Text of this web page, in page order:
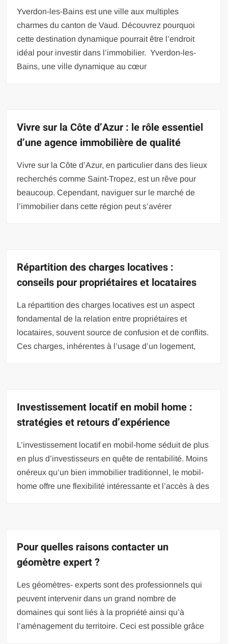
Yverdon-les-Bains est une ville aux multiples
charmes du canton de Vaud. Découvrez pourquoi
cette destination dynamique pourrait être l’endroit
idéal pour investir dans l’immobilier. Yverdon-les-
Bains, une ville dynamique au cœur
Vivre sur la Côte d’Azur : le rôle essentiel
d’une agence immobilière de qualité
Vivre sur la Côte d’Azur, en particulier dans des lieux
recherchés comme Saint-Tropez, est un rêve pour
beaucoup. Cependant, naviguer sur le marché de
l’immobilier dans cette région peut s’avérer
Répartition des charges locatives :
conseils pour propriétaires et locataires
La répartition des charges locatives est un aspect
fondamental de la relation entre propriétaires et
locataires, souvent source de confusion et de conflits.
Ces charges, inhérentes à l’usage d’un logement,
Investissement locatif en mobil home :
stratégies et retours d’expérience
L’investissement locatif en mobil-home séduit de plus
en plus d’investisseurs en quête de rentabilité. Moins
onéreux qu’un bien immobilier traditionnel, le mobil-
home offre une flexibilité intéressante et l’accès à des
Pour quelles raisons contacter un
géomètre expert ?
Les géomètres- experts sont des professionnels qui
peuvent intervenir dans un grand nombre de
domaines qui sont liés à la propriété ainsi qu’à
l’aménagement du territoire. Ceci est possible grâce